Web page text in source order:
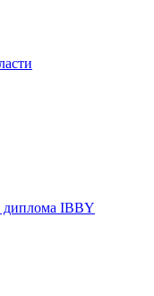
диплома IBBY